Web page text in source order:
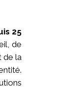
25
de
de la